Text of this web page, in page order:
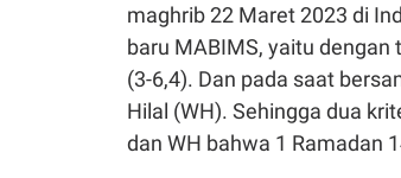
maghrib 22 Maret 2023 di
baru MABIMS, yaitu
(3-6,4). Dan pada saat
Hilal (WH). Sehingga dua
dan WH bahwa 1 Ramadan